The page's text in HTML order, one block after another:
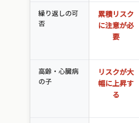
繰り返しの可
否
累積リスク
に注意が必
要
高齢・心臓病
の子
リスクが大
幅に上昇す
る